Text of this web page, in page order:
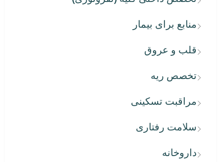
منابع برای بیمار
قلب و عروق
تخصص ریه
مراقبت تسکینی
سلامت رفتاری
داروخانه